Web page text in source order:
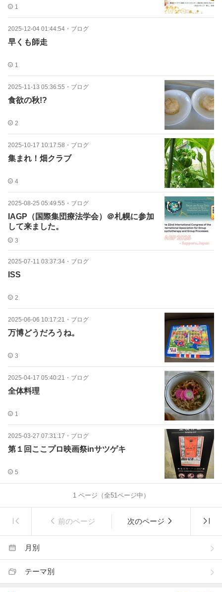
1
2025-12-04 01:44:54 ・ ブログ
早くも師走
1
2025-11-13 05:36:55 ・ ブログ
食欲の秋!?
2
2025-10-17 10:17:58 ・ ブログ
集まれ！畑クラブ
4
2025-08-25 05:49:55 ・ ブログ
IAGP（国際集団療法学会）＠札幌に参加
して来ました。
3
2025-07-11 03:37:34 ・ ブログ
ISS
2
2025-06-06 10:17:21 ・ ブログ
万博どうだろうね。
3
2025-04-17 05:40:21 ・ ブログ
全体料理
1
2025-03-27 07:31:17 ・ ブログ
第１回ここプロ映画祭inサツゲキ
5
1ページ（全51ページ中）
前のページ 次のページ
月別
テーマ別